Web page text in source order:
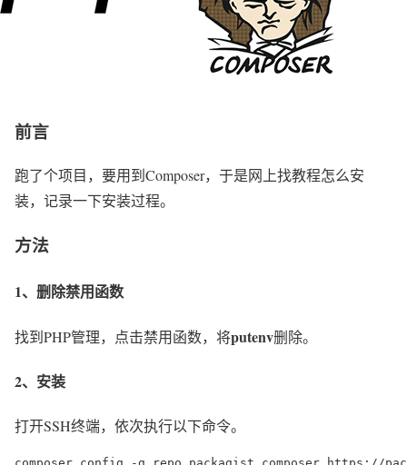
前言
跑了个项目，要用到Composer，于是网上找教程怎么安
装，记录一下安装过程。
方法
1、删除禁用函数
找到PHP管理，点击禁用函数，将putenv删除。
2、安装
打开SSH终端，依次执行以下命令。